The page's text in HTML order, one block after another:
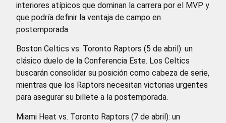
interiores atípicos que dominan la carrera por el MVP y
que podría definir la ventaja de campo en
postemporada.
Boston Celtics vs. Toronto Raptors (5 de abril): un
clásico duelo de la Conferencia Este. Los Celtics
buscarán consolidar su posición como cabeza de serie,
mientras que los Raptors necesitan victorias urgentes
para asegurar su billete a la postemporada.
Miami Heat vs. Toronto Raptors (7 de abril): un